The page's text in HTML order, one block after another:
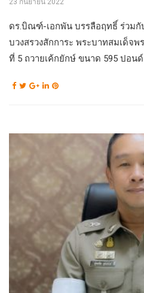
23 กันยายน 2022
ดร.บิณฑ์-เอกพัน บรรลือฤทธิ์ ร่วม
บวงสรวงสักการะ พระบาทสมเด็จพ
ที่ 5 ถวายเค้กยักษ์ ขนาด 595 ปอนด์